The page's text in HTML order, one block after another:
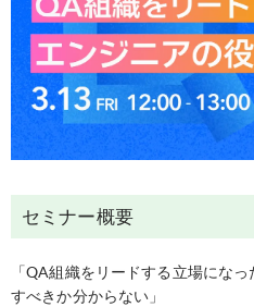
セミナー概要
「QA組織をリードする立場にな
すべきか分からない」